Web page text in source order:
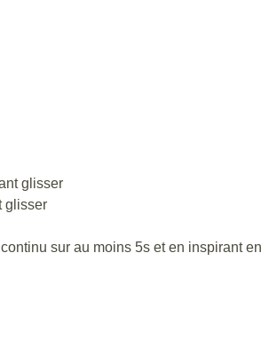
glisser
glisser
sur au moins 5s et en inspirant